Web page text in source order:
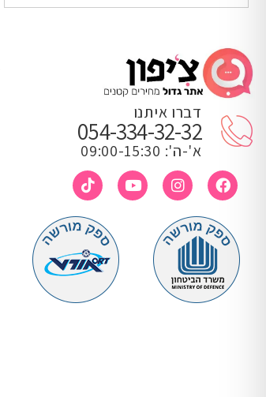
דברו איתנו
054-334-32-32
א'-ה': 09:00-15:30